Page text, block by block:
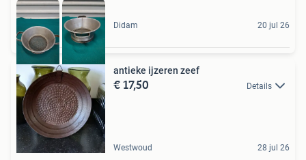
Didam 20 jul 26
antieke ijzeren zeef
€ 17,50 Details
Westwoud 28 jul 26